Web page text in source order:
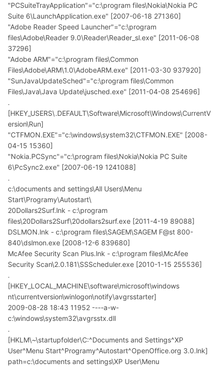
"PCSuiteTrayApplication"="c:\program files\Nokia\Nokia PC
Suite 6\LaunchApplication.exe" [2007-06-18 271360]
"Adobe Reader Speed Launcher"="c:\program
files\Adobe\Reader 9.0\Reader\Reader_sl.exe" [2011-06-08
37296]
"Adobe ARM"="c:\program files\Common
Files\Adobe\ARM\1.0\AdobeARM.exe" [2011-03-30 937920]
"SunJavaUpdateSched"="c:\program files\Common
Files\Java\Java Update\jusched.exe" [2011-04-08 254696]
.
[HKEY_USERS\.DEFAULT\Software\Microsoft\Windows\CurrentV
ersion\Run]
"CTFMON.EXE"="c:\windows\system32\CTFMON.EXE" [2008-
04-15 15360]
"Nokia.PCSync"="c:\program files\Nokia\Nokia PC Suite
6\PcSync2.exe" [2007-06-19 1241088]
.
c:\documents and settings\All Users\Menu
Start\Programy\Autostart\
20Dollars2Surf.lnk - c:\program
files\20Dollars2Surf\20dollars2surf.exe [2011-4-19 89088]
DSLMON.lnk - c:\program files\SAGEM\SAGEM F@st 800-
840\dslmon.exe [2008-12-6 839680]
McAfee Security Scan Plus.lnk - c:\program files\McAfee
Security Scan\2.0.181\SSScheduler.exe [2010-1-15 255536]
.
[HKEY_LOCAL_MACHINE\software\microsoft\windows
nt\currentversion\winlogon\notify\avgrsstarter]
2009-08-28 18:43 11952 ----a-w-
c:\windows\system32\avgrsstx.dll
.
[HKLM\~\startupfolder\C:^Documents and Settings^XP
User^Menu Start^Programy^Autostart^OpenOffice.org 3.0.lnk]
path=c:\documents and settings\XP User\Menu